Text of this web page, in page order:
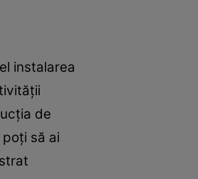
instalarea
de
să ai